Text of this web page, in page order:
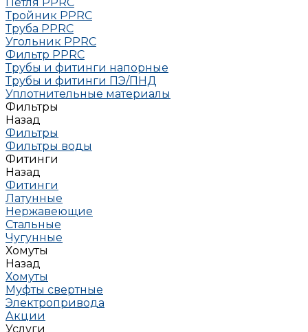
Тройник РРRC
Труба РРRC
Угольник РРRC
Фильтр PPRC
Трубы и фитинги напорные
Трубы и фитинги ПЭ/ПНД
Уплотнительные материалы
Фильтры
Назад
Фильтры
Фильтры воды
Фитинги
Назад
Фитинги
Латунные
Нержавеющие
Стальные
Чугунные
Хомуты
Назад
Хомуты
Муфты свертные
Электропривода
Акции
Услуги